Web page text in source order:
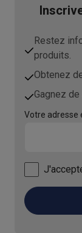
Restez
produits.
Obtenez
Gagnez
Votre adresse